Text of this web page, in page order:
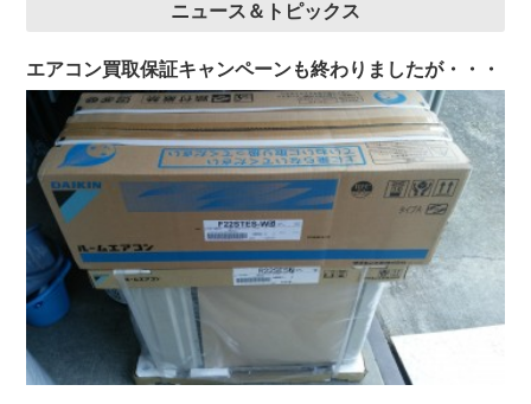
ニュース＆トピックス
エアコン買取保証キャンペーンも終わりましたが・・・